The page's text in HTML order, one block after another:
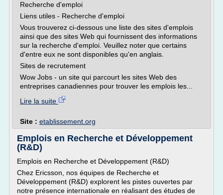
Recherche d'emploi
Liens utiles - Recherche d'emploi
Vous trouverez ci-dessous une liste des sites d'emplois
ainsi que des sites Web qui fournissent des informations
sur la recherche d'emploi. Veuillez noter que certains
d'entre eux ne sont disponibles qu'en anglais.
Sites de recrutement
Wow Jobs - un site qui parcourt les sites Web des
entreprises canadiennes pour trouver les emplois les...
Lire la suite
Site : etablissement.org
Emplois en Recherche et Développement
(R&D)
Emplois en Recherche et Développement (R&D)
Chez Ericsson, nos équipes de Recherche et
Développement (R&D) explorent les pistes ouvertes par
notre présence internationale en réalisant des études de